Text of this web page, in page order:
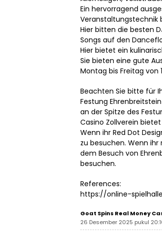
Ein hervorragend
Veranstaltungstechnik
Hier bitten die besten
Songs auf den
Hier bietet ein
Sie bieten eine gute
Montag bis Freitag von
Beachten Sie bitte für
Festung
an der Spitze des
Casino Zollverein
Wenn ihr Red Dot
zu besuchen. Wenn ihr
dem Besuch von
besuchen.
References:
https://online-
Goat Spins Real Money
26 Desember 2025 pukul